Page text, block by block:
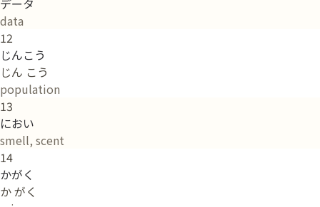
データ
data
12
じんこう
じん こう
population
13
におい
smell, scent
14
かがく
か がく